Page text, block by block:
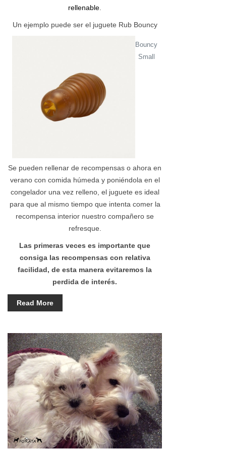
rellenable
Un ejemplo puede ser el juguete Rub Bouncy
Bouncy
Small
Se pueden rellenar de recompensas o ahora en
verano con comida húmeda y poniéndola en el
congelador una vez relleno, el juguete es ideal
para que al mismo tiempo que intenta comer la
recompensa interior nuestro compañero se
refresque.
Las primeras veces es importante que
consiga las recompensas con relativa
facilidad, de esta manera evitaremos la
perdida de interés.
Read More